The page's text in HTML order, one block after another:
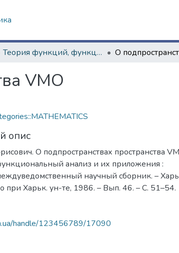
Теория функций, функциональный анализ и их приложения (1965–1985 гг.)
VMO
опис
О подпространствах пространства
анализ и их приложения :
научный сборник. –
Харьк. ун-те, 1986. – Вып. 46. – С. 51–54.
handle/123456789/17090